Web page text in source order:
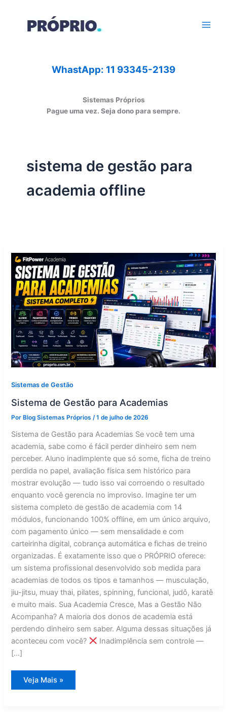
WhastApp: 11 93345-2139
Sistemas Próprios
Pague uma vez. Seja dono para sempre.
sistema de gestão para
academia offline
Sistemas de Gestão
Sistema de Gestão para Academias
PorBlog Sistemas Próprios/1 de julho de 2026
Sistema de Gestão para Academias Se você tem uma
academia, sabe como é fácil perder dinheiro sem nem
perceber. Aluno inadimplente que só some, ficha de treino
perdida no papel, avaliação física sem histórico para
mostrar evolução — tudo isso vai corroendo o resultado
enquanto você gerencia no improviso. Imagine ter um
sistema completo de gestão de academia com 14
módulos, funcionando 100% offline, em um único arquivo,
com pagamento único — sem mensalidade e com
carteirinha digital, cobrança automática e fichas de treino
organizadas. É exatamente isso que o PRÓPRIO oferece:
um sistema profissional desenvolvido sob medida para
academias de todos os tipos e tamanhos — musculação,
jiu-jitsu, muay thai, pilates, spinning, funcional, judô, karatê
e muito mais. Sua Academia Cresce, Mas a Gestão Não
Acompanha? A maioria dos donos de academia está
perdendo dinheiro sem saber. Alguma dessas situações já
aconteceu com você?
Inadimplência sem controle —
[…]
Sistema
de
Veja Mais »